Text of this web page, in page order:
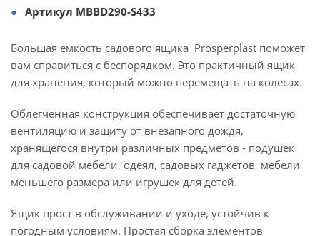
Артикул MBBD290-S433
Большая емкость садового ящика Prosperplast поможет
вам справиться с беспорядком. Это практичный ящик
для хранения, который можно перемещать на колесах.
Облегченная конструкция обеспечивает достаточную
вентиляцию и защиту от внезапного дождя,
хранящегося внутри различных предметов - подушек
для садовой мебели, одеял, садовых гаджетов, мебели
меньшего размера или игрушек для детей.
Ящик прост в обслуживании и уходе, устойчив к
погодным условиям. Простая сборка элементов